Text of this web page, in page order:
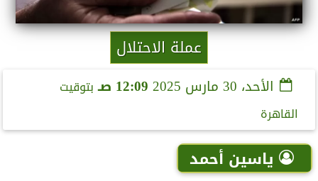
عملة الاحتلال
الأحد، 30 مارس 2025 12:09 صـ
بتوقيت
القاهرة
ياسين أحمد